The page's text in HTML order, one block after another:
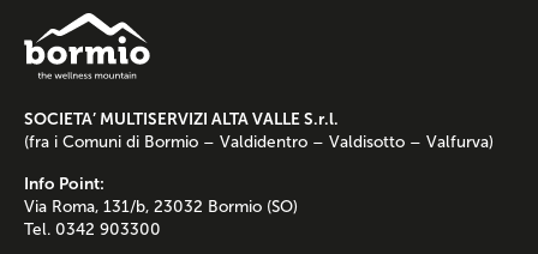
SOCIETA’ MULTISERVIZI ALTA VALLE S.r.l.
(fra i Comuni di Bormio – Valdidentro – Valdisotto – Valfurva)
Info Point:
Via Roma, 131/b, 23032 Bormio (SO)
Tel. 0342 903300